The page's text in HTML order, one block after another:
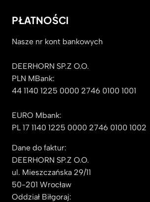
PŁATNOŚCI
Nasze nr kont bankowych
DEERHORN SP.Z O.O.
PLN MBank:
44 1140 1225 0000 2746 0100 1001
EURO Mbank:
PL 17 1140 1225 0000 2746 0100 1002
Dane do faktur:
DEERHORN SP.Z O.O.
ul. Mieszczańska 29/11
50-201 Wrocław
Oddział Biłgoraj: